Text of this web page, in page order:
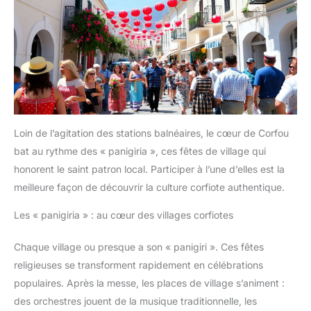
Loin de l’agitation des stations balnéaires, le cœur de Corfou
bat au rythme des « panigiria », ces fêtes de village qui
honorent le saint patron local. Participer à l’une d’elles est la
meilleure façon de découvrir la culture corfiote authentique.
Les « panigiria » : au cœur des villages corfiotes
Chaque village ou presque a son « panigiri ». Ces fêtes
religieuses se transforment rapidement en célébrations
populaires. Après la messe, les places de village s’animent :
des orchestres jouent de la musique traditionnelle, les